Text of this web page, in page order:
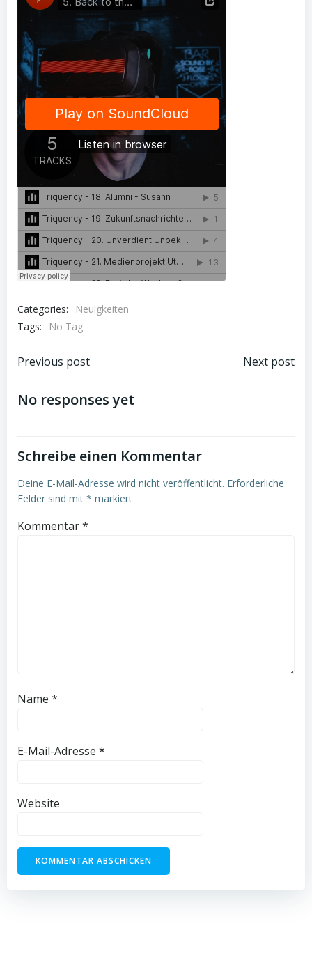
Categories:
Neuigkeiten
Tags:
No Tag
Post
navigation
Previous post Next post
No responses yet
Schreibe einen Kommentar
Deine E-Mail-Adresse wird nicht veröffentlicht. Erforderliche
Felder sind mit * markiert
Kommentar*
Name *
E-Mail-Adresse *
Website